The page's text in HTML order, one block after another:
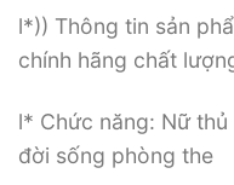
l*)) Thông tin sản
chính hãng chất
l* Chức năng: Nữ
đời sống phòng the